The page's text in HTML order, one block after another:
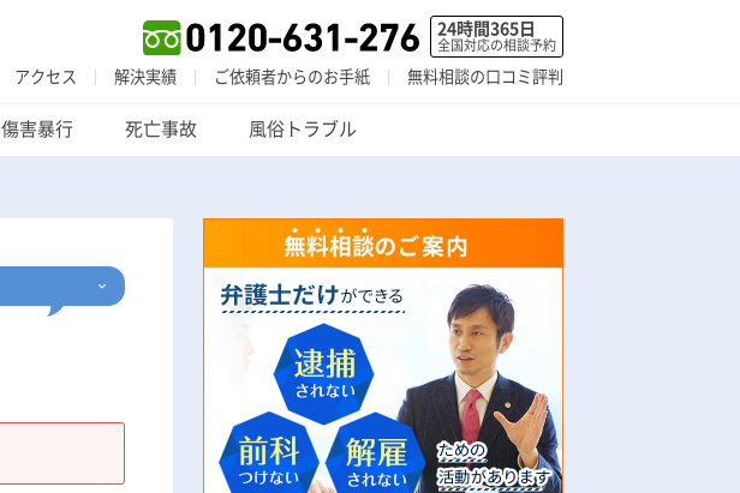
24時間365日
全国対応の相談予約
アクセス 解決実績 ご依頼者からのお手紙 無料相談の口コミ評判
傷害暴行 死亡事故 風俗トラブル